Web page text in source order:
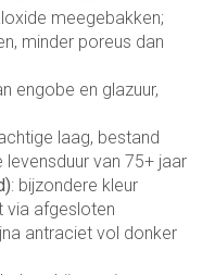
meegebakken;
minder poreus dan
engobe en glazuur,
laag, bestand
van 75+ jaar
: bijzondere kleur
via afgesloten
antraciet vol donker